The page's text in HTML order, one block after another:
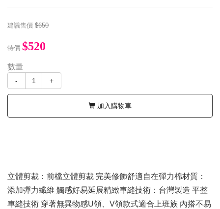
建議售價 $650
特價 $520
數量
- +
加入購物車
立體剪裁：前檔立體剪裁 完美修飾舒適自在彈力棉材質：
添加彈力纖維 觸感好易延展精緻車縫技術：台灣製造 平整
車縫技術 穿著無異物感U領、V領款式適合上班族 內搭不易